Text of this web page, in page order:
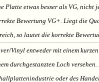
Platte etwas besser als VG, nicht
Bewertung VG+. Liegt die
so lautet die korrekte
Vinyl entweder mit einem
durchgestanzten Loch
oder des